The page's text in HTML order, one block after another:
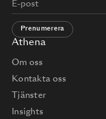
Athena
Om oss
Kontakta oss
Tjänster
Insights
Prenumerera